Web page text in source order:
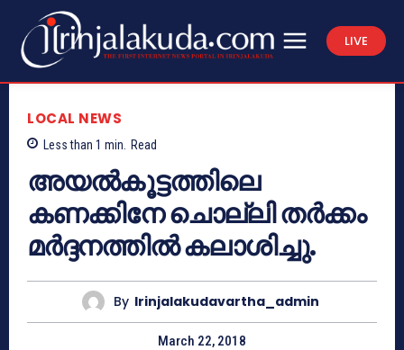
LIVE
LOCAL NEWS
Less than 1 min. Read
അയല്‍കൂട്ടത്തിലെ
കണക്കിനേ ചൊല്ലി തര്‍ക്കം
മര്‍ദ്ദനത്തില്‍ കലാശിച്ചു.
By Irinjalakudavartha_admin
March 22, 2018